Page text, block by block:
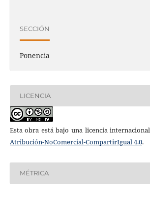
SECCIÓN
Ponencia
LICENCIA
Esta obra está bajo una licencia internacional
Atribución-NoComercial-CompartirIgual 4.0.
MÉTRICA